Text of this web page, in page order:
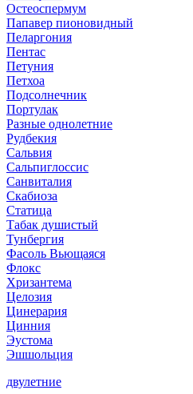
Остеоспермум
Папавер пионовидный
Пеларгония
Пентас
Петуния
Петхоа
Подсолнечник
Портулак
Разные однолетние
Рудбекия
Сальвия
Сальпиглоссис
Санвиталия
Скабиоза
Статица
Табак душистый
Тунбергия
Фасоль Вьющаяся
Флокс
Хризантема
Целозия
Цинерария
Цинния
Эустома
Эшшольция
двулетние